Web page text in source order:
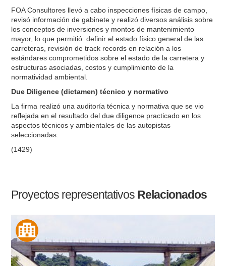
FOA Consultores llevó a cabo inspecciones físicas de campo,
revisó información de gabinete y realizó diversos análisis sobre
los conceptos de inversiones y montos de mantenimiento
mayor, lo que permitió definir el estado físico general de las
carreteras, revisión de track records en relación a los
estándares comprometidos sobre el estado de la carretera y
estructuras asociadas, costos y cumplimiento de la
normatividad ambiental.
Due Diligence (dictamen) técnico y normativo
La firma realizó una auditoría técnica y normativa que se vio
reflejada en el resultado del due diligence practicado en los
aspectos técnicos y ambientales de las autopistas
seleccionadas.
(1429)
Proyectos representativos Relacionados